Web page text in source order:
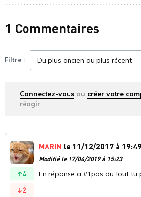
1 Commentaires
Filtre :
Connectez-vous ou créer votre
réagir
4
2
MARIN le 11/12/2017 à 19:49
Modifié le 17/04/2019 à 15:23
En réponse a #1pas du tout tu